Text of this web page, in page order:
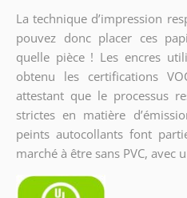
La technique d’impression
pouvez donc placer ces
quelle pièce ! Les encres
obtenu les certifications
attestant que le processus
strictes en matière
peints autocollants font
marché à être sans PVC, avec